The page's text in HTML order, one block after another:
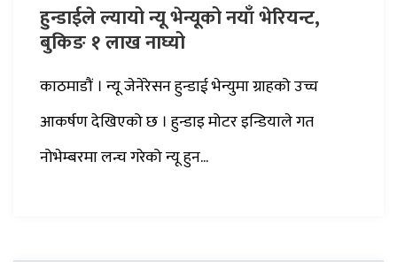
हुन्डाईले ल्यायो न्यू भेन्यूको नयाँ भेरियन्ट,
बुकिङ १ लाख नाघ्यो
काठमाडौं । न्यू जेनेरेसन हुन्डाई भेन्युमा ग्राहको उच्च
आकर्षण देखिएको छ । हुन्डाइ मोटर इन्डियाले गत
नोभेम्बरमा लन्च गरेको न्यू हुन...